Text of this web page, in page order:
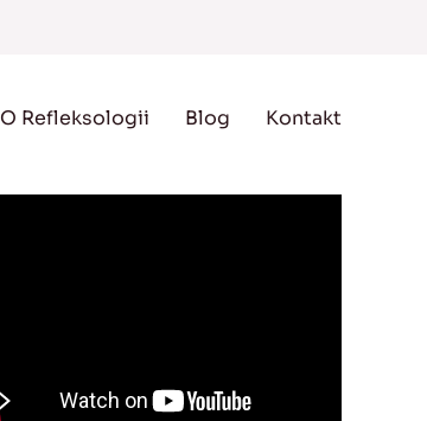
O Refleksologii Blog Kontakt